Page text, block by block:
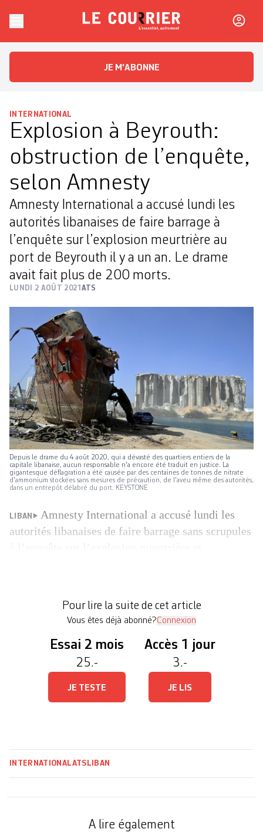
Le CourrierL'essentiel, autrement
JE M'ABONNE
INTERNATIONAL
Explosion à Beyrouth:
obstruction de l’enquête,
selon Amnesty
Amnesty International a accusé lundi les
autorités libanaises de faire barrage à
l’enquête sur l’explosion meurtrière au
port de Beyrouth il y a un an. Le drame
avait fait plus de 200 morts.
LUNDI 2 AOÛT 2021 ATS
Depuis le drame du 4 août 2020, qui a dévasté des quartiers entiers de la
capitale libanaise, aucun responsable n'a encore été traduit en justice. La
gigantesque déflagration a été causée par des centaines de tonnes de nitrate
d'ammonium stockées sans mesures de précaution, de l'aveu même des autorités,
dans un entrepôt délabré du port. KEYSTONE
LIBAN
Amnesty International a accusé lundi les
autorités libanaises de faire barrage sans scrupules
entiers de la capitale libanaise, aucun […]
Pour lire la suite de cet article
Vous êtes déjà abonné?Connexion
Essai 2 mois
25.-
JE TESTE
Accès 1 jour
3.-
JE LIS
INTERNATIONALATS LIBAN
A lire également